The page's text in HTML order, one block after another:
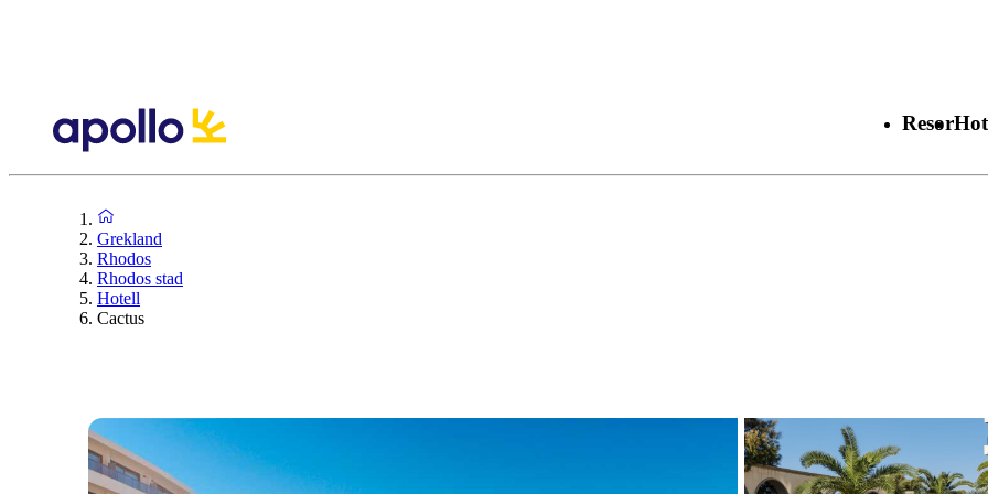
Resor
Grekland
Rhodos
Rhodos stad
Hotell
Cactus